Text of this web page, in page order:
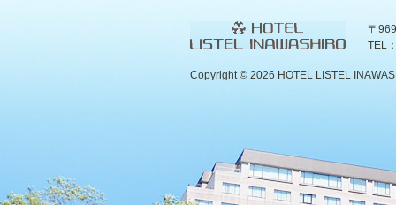
〒
TEL
Copyright © 2026 HOTEL LISTEL